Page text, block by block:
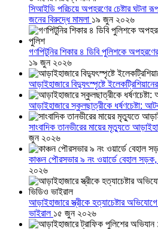
সিআইডি পরিচয়ে অপহরণের চেষ্টার ঘটনা
জনের বিরুদ্ধে মামলা ১৯ জুন ২০২৬
গণপিটুনির শিকার ৪ ডিবি পুলিশকে
১৯ জুন ২০২৬
আড়াইহাজারে বিদ্যুৎস্পৃষ্টে
আড়াইহাজারে স্কুলছাত্রীকে ধর্ষণচেষ্টা:
সাংবাদিক তানভীরের মায়ের মৃত্যুতে
জুন ২০২৬
কাঞ্চন পৌরসভার ৯ নং ওয়ার্ডে বেহাল
২০২৬
আড়াইহাজারে স্ত্রীকে হত্যাচেষ্টার
ভাইরাল ১৫ জুন ২০২৬